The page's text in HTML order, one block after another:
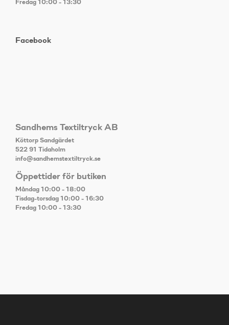
Fredag 10:00 - 13:30
Facebook
Sandhems Textiltryck AB
Köttorp Sandgärdet
522 91 Tidaholm
info@sandhemstextiltryck.se
Öppettider för butiken
Måndag 10:00 - 18:00
Tisdag-torsdag 10:00 - 16:30
Fredag 10:00 - 13:30